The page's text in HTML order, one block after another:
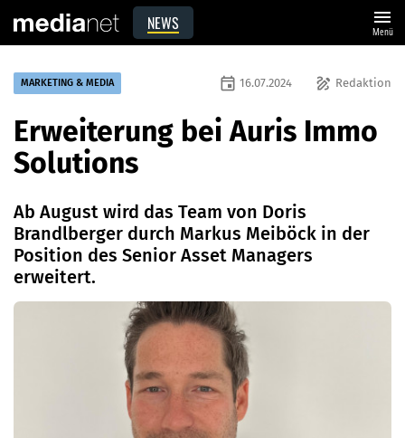
NEWS menu
Menü
MARKETING & MEDIA draw Redaktion
event 16.07.2024
Erweiterung bei Auris Immo
Solutions
Ab August wird das Team von Doris
Brandlberger durch Markus Meiböck in der
Position des Senior Asset Managers
erweitert.